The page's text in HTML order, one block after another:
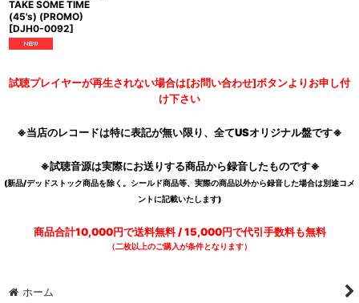
TAKE SOME TIME
(45's) (PROMO)
[DJH0-0092]
試聴プレイヤーが再生されない場合は[お問い合わせ]ボタンよりお申し付
け下さい
※当店のレコードは特に表記が無い限り、全てUSオリジナル盤です※
※試聴音源は実際にお送りする商品から録音したものです※
(新品/デッドストック商品を除く。シールド商品等、実際の商品以外から録音した場合は別途コメ
ントに記載いたします)
商品合計10,000円で送料無料 / 15,000円で代引手数料も無料
（二枚以上のご購入が条件となります）
ホーム